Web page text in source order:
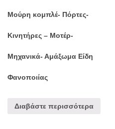
Μούρη κομπλέ- Πόρτες-
Κινητήρες – Μοτέρ-
Μηχανικά- Αμάξωμα Είδη
Φανοποιίας
Διαβάστε περισσότερα